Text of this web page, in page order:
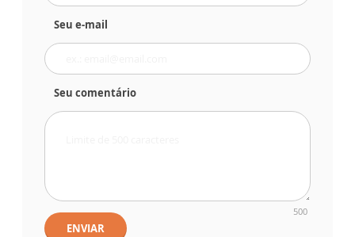
Seu e-mail
Seu comentário
500
ENVIAR